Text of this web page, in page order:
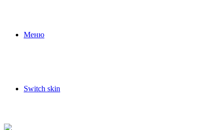
Меню
Switch skin